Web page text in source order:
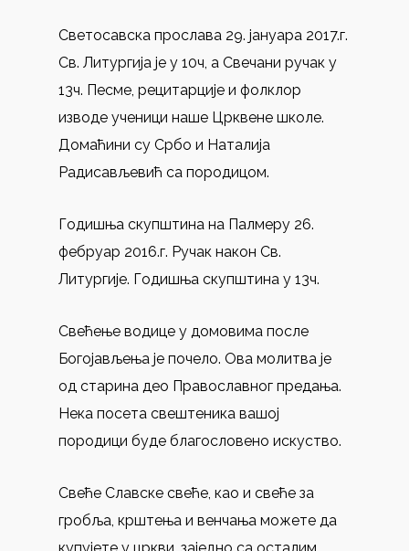
Светосавска прослава 29. јануара 2017.г.
Св. Литургија је у 10ч, а Свечани ручак у
13ч. Песме, рецитарције и фолклор
изводе ученици наше Црквене школе.
Домаћини су Србо и Наталија
Радисављевић са породицом.
Годишња скупштина на Палмеру 26.
фебруар 2016.г. Ручак након Св.
Литургије. Годишња скупштина у 13ч.
Свећење водице у домовима после
Богојављења је почело. Ова молитва је
од старина део Православног предања.
Нека посета свештеника вашој
породици буде благословено искуство.
Свеће Славске свеће, као и свеће за
гробља, крштења и венчања можете да